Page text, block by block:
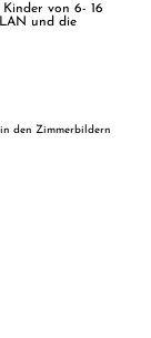
von 6- 16
und die
den Zimmerbildern